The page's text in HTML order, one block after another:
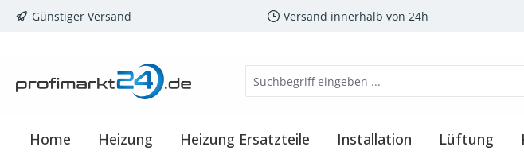
Hauptinhalt springen
Zur Suche springen
Zur Hauptnavigation springen
Günstiger Versand Versand innerhalb von 24h
Home Heizung Heizung Ersatzteile Installation Lüftung